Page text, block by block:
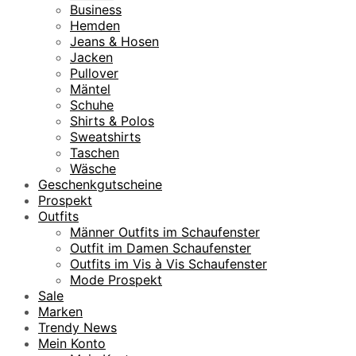
,
9
5
€
Business
Hemden
Jeans & Hosen
Jacken
Pullover
Mäntel
Schuhe
Shirts & Polos
Sweatshirts
Taschen
Wäsche
Geschenkgutscheine
Prospekt
Outfits
Männer Outfits im Schaufenster
Outfit im Damen Schaufenster
Outfits im Vis à Vis Schaufenster
Mode Prospekt
Sale
Marken
Trendy News
Mein Konto